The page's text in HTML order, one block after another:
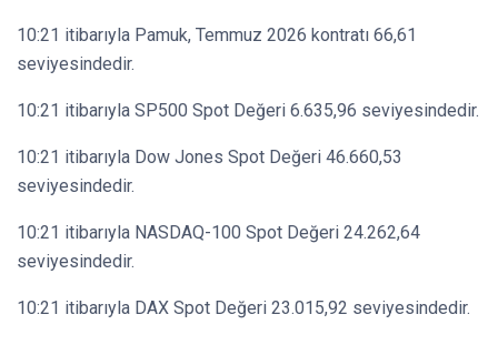
10:21 itibarıyla Pamuk, Temmuz 2026 kontratı 66,61
seviyesindedir.
10:21 itibarıyla SP500 Spot Değeri 6.635,96 seviyesindedir.
10:21 itibarıyla Dow Jones Spot Değeri 46.660,53
seviyesindedir.
10:21 itibarıyla NASDAQ-100 Spot Değeri 24.262,64
seviyesindedir.
10:21 itibarıyla DAX Spot Değeri 23.015,92 seviyesindedir.